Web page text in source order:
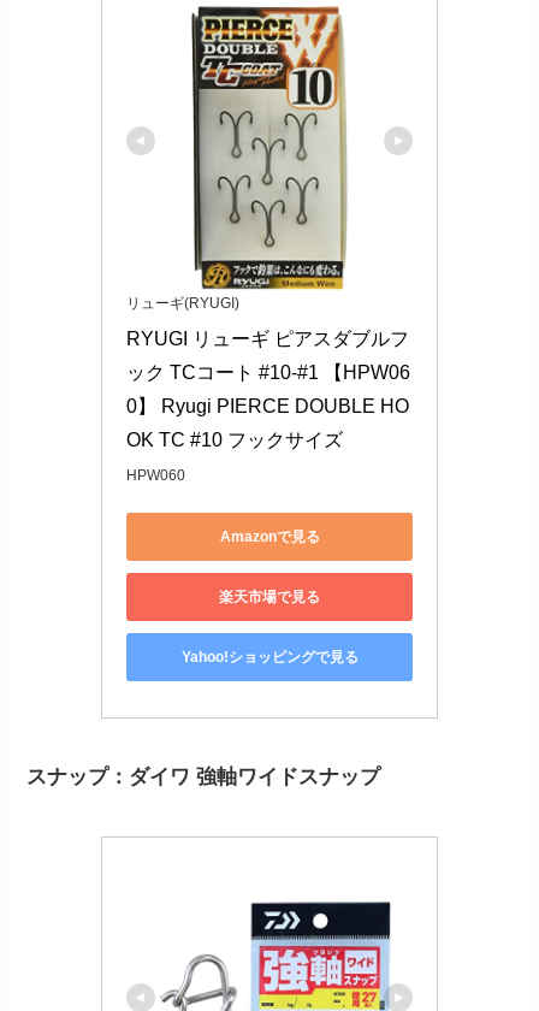
リューギ(RYUGI)
RYUGI リューギ ピアスダブルフ
ック TCコート #10-#1 【HPW06
0】 Ryugi PIERCE DOUBLE HO
OK TC #10 フックサイズ
HPW060
Amazonで見る
楽天市場で見る
Yahoo!ショッピングで見る
スナップ：ダイワ 強軸ワイドスナップ